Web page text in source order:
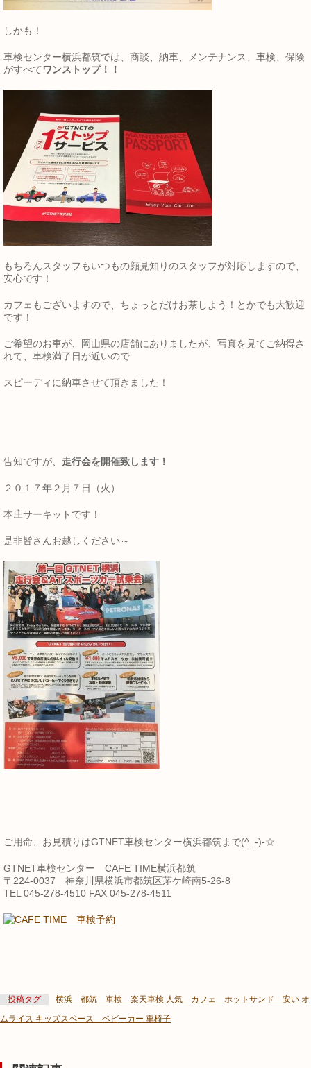
しかも！
車検センター横浜都筑では、商談、納車、メンテナンス、車検、保険
がすべて ワンストップ！！
もちろんスタッフもいつもの顔見知りのスタッフが対応しますので、
安心です！
カフェもございますので、ちょっとだけお茶しよう！とかでも大歓迎
です！
ご希望のお車が、岡山県の店舗にありましたが、写真を見てご納得さ
れて、車検満了日が近いので
スピーディに納車させて頂きました！
告知ですが、 走行会を開催致します！
２０１７年２月７日（火）
本庄サーキットです！
是非皆さんお越しください～
ご用命、お見積りはGTNET車検センター横浜都筑まで(^_-)-☆
GTNET車検センター CAFE TIME横浜都筑
〒224-0037 神奈川県横浜市都筑区茅ケ崎南5-26-8
TEL 045-278-4510 FAX 045-278-4511
投稿タグ
横浜 都筑 車検 楽天車検 人気 カフェ ホットサンド 安い オ
ムライス キッズスペース ベビーカー 車椅子